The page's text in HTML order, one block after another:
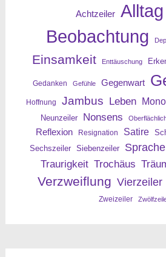
Achtzeiler Alltag
Beobachtung
Einsamkeit Enttäuschung
Gedanken Gefühle Gegenwart
Hoffnung Jambus Leben
Neunzeiler Nonsens
Reflexion
Resignation Satire
Sechszeiler Siebenzeiler Sprache
Traurigkeit Trochäus
Verzweiflung Vierzeiler
Zweizeiler